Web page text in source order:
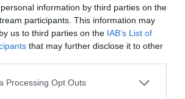
information by third parties on the
participants. This information may
us to third parties on the IAB’s List of
that may further disclose it to other
Processing Opt Outs
un māmiņām
turpmāk kompensēs
apmērā